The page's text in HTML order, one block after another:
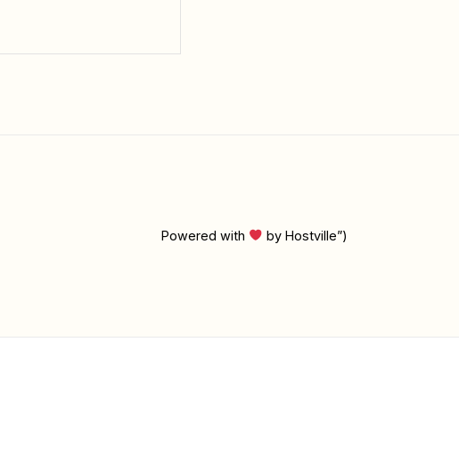
Powered with by Hostville”)